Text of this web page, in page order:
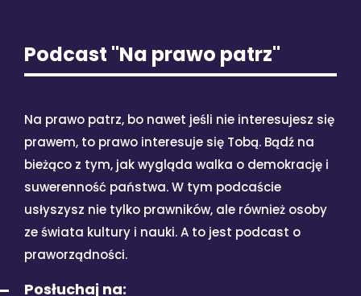
Podcast "Na prawo patrz"
Na prawo patrz, bo nawet jeśli nie interesujesz się
prawem, to prawo interesuje się Tobą. Bądź na
bieżąco z tym, jak wygląda walka o demokrację i
suwerenność państwa. W tym podcaście
usłyszysz nie tylko prawników, ale również osoby
ze świata kultury i nauki. A to jest podcast o
praworządności.
Posłuchaj na: